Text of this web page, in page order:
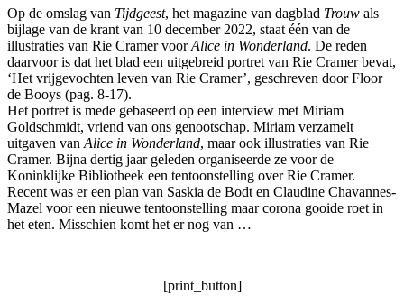
Op de omslag van Tijdgeest, het magazine van dagblad Trouw als
bijlage van de krant van 10 december 2022, staat één van de
illustraties van Rie Cramer voorAlice in Wonderland. De reden
daarvoor is dat het blad een uitgebreid portret van Rie Cramer bevat,
‘Het vrijgevochten leven van Rie Cramer’, geschreven door Floor
de Booys (pag. 8-17).
Het portret is mede gebaseerd op een interview met Miriam
Goldschmidt, vriend van ons genootschap. Miriam verzamelt
uitgaven van Alice in Wonderland, maar ook illustraties van Rie
Cramer. Bijna dertig jaar geleden organiseerde ze voor de
Koninklijke Bibliotheek een tentoonstelling over Rie Cramer.
Recent was er een plan van Saskia de Bodt en Claudine Chavannes-
Mazel voor een nieuwe tentoonstelling maar corona gooide roet in
het eten. Misschien komt het er nog van …
[print_button]